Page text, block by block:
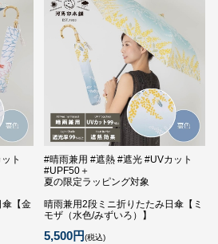
ト
傘【金
#晴雨兼用 #遮熱 #遮光 #UVカット
#UPF50＋
夏の限定ラッピング対象
晴雨兼用2段ミニ折りたたみ日傘【ミ
モザ（水色/みずいろ）】
5,500円(税込)